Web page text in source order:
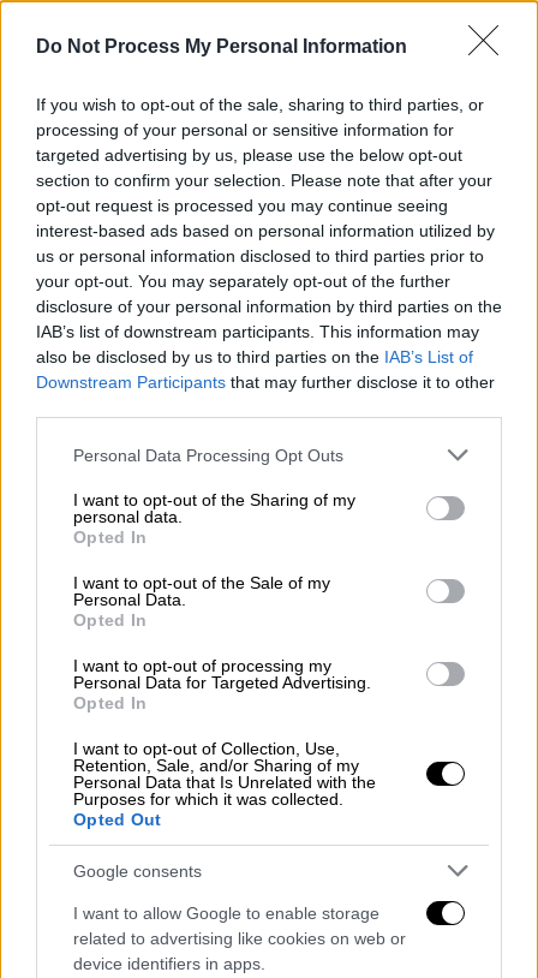
Do Not Process My Personal Information
If you wish to opt-out of the sale, sharing to third parties, or
processing of your personal or sensitive information for
targeted advertising by us, please use the below opt-out
section to confirm your selection. Please note that after your
opt-out request is processed you may continue seeing
interest-based ads based on personal information utilized by
us or personal information disclosed to third parties prior to
your opt-out. You may separately opt-out of the further
disclosure of your personal information by third parties on the
IAB’s list of downstream participants. This information may
also be disclosed by us to third parties on the IAB’s List of
Downstream Participants that may further disclose it to other
Please note that this website/app uses one or more Google
not limited to your visit or usage behaviour. You may click to
grant or deny consent to Google and its third-party tags to
use your data for below specified purposes in below Google
consent section.
Personal Data Processing Opt Outs
I want to opt-out of the Sharing of my
personal data.
Opted In
I want to opt-out of the Sale of my
Personal Data.
Opted In
I want to opt-out of processing my
Personal Data for Targeted Advertising.
Opted In
I want to opt-out of Collection, Use,
Retention, Sale, and/or Sharing of my
Personal Data that Is Unrelated with the
Purposes for which it was collected.
Opted Out
Google consents
I want to allow Google to enable storage
related to advertising like cookies on web or
device identifiers in apps.
αξιοποιήσουν τις προσφορές! Θυμηθείτε ότι
παρά τις ελκυστικές προτάσεις που τα
τηςBlack Friday, όσο προχωρούμε στην
εορταστική περίοδο των Χριστουγέννων, η
αγοράθα ανανεώσει και πάλι τις προμήθειές
της προτείνοντας νέες εκπτώσεις και
καινούρια αγαθά!
Προσοχή στις άγνωστες ή
πρωτοεμφανιζόμενες ηλεκτρονικές
επιχειρήσεις
Οι καλύτερες προσφορές δεν παρέχονται
επιχειρήσεις. Kαι οι μικρές ηλεκτρονικές
επιχειρήσεις μπορούν να προσφέρουν
σημαντικέςευκαιρίες για αγορές, ωστόσο
στις περιπτώσεις πρωτοεμφανιζόμενης ή
άγνωστης επιχείρησης, θα πρέπει να είστε
ιδιαίτερα προσεκτικοί για να μην χάσετε
παραλείπονται κρίσιμα στοιχεία για την
αναγνώριση της ταυτότητας της
ηλεκτρονικής επιχείρησης όπως είναι η
εταιρική επωνυμία, η ταχυδρομική
διεύθυνση, τα τηλέφωνα επικοινωνίας, η
διεύθυνση ηλεκτρονικού ταχυδρομείου και
ΑΦΜτης, είναι προτιμότερο να
αποφύγετε να προβείτε σε αγορά μέχρι να
διασταυρώσετε την αξιοπιστία της
επιχείρησης διερευνώντας προηγουμένως